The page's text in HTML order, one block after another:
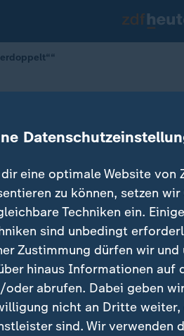
"für klare
eine optimale Website von
zu können, setzen
Techniken ein.
sind unbedingt
Zustimmung dürfen wir
hinaus Informationen auf
oder abrufen. Dabei geben
nicht an Dritte
sind. Wir verwenden